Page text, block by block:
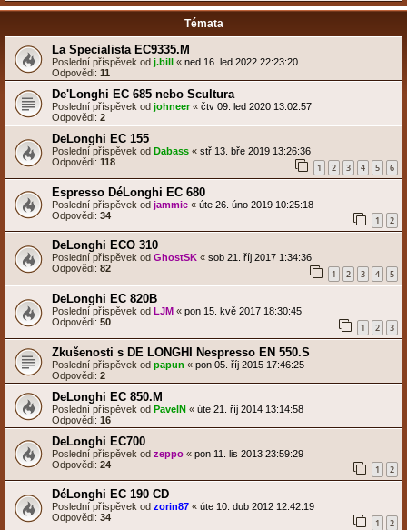
Témata
La Specialista EC9335.M
Poslední příspěvek od j.bill « ned 16. led 2022 22:23:20
Odpovědi: 11
De'Longhi EC 685 nebo Scultura
Poslední příspěvek od johneer« čtv 09. led 2020 13:02:57
Odpovědi: 2
DeLonghi EC 155
Poslední příspěvek od Dabass « stř 13. bře 2019 13:26:36
Odpovědi: 118 1 2 3 4 5 6
Espresso DéLonghi EC 680
Poslední příspěvek od jammie « úte 26. úno 2019 10:25:18
Odpovědi: 34 1 2
DeLonghi ECO 310
Poslední příspěvek od GhostSK « sob 21. říj 2017 1:34:36
Odpovědi: 82 1 2 3 4 5
DeLonghi EC 820B
Poslední příspěvek od LJM « pon 15. kvě 2017 18:30:45
Odpovědi: 50 1 2 3
Zkušenosti s DE LONGHI Nespresso EN 550.S
Poslední příspěvek od papun « pon 05. říj 2015 17:46:25
Odpovědi: 2
DeLonghi EC 850.M
Poslední příspěvek od PavelN « úte 21. říj 2014 13:14:58
Odpovědi: 16
DeLonghi EC700
Poslední příspěvek od zeppo « pon 11. lis 2013 23:59:29
Odpovědi: 24 1 2
DéLonghi EC 190 CD
Poslední příspěvek od zorin87 « úte 10. dub 2012 12:42:19
Odpovědi: 34 1 2